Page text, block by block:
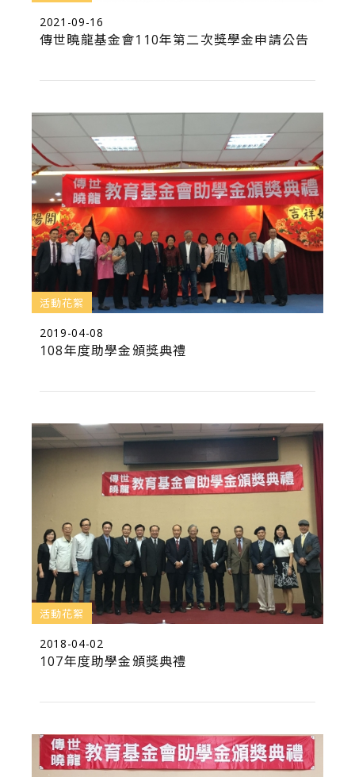
2021-09-16
傳世曉龍基金會110年第二次獎學金申請公告
2019-04-08
活動花絮
108年度助學金頒獎典禮
2018-04-02
活動花絮
107年度助學金頒獎典禮